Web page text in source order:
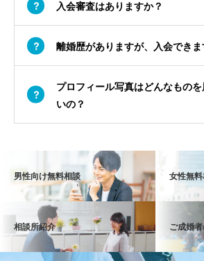
入会審査はありますか？
離婚歴がありますが、入会できま
プロフィール写真はどんなもの
いの？
男性向け無料相談 女性無
相談所紹介 ご成婚